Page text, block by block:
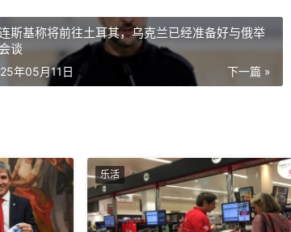
斯基称将前往土耳其，乌克兰已经准备好与俄举
谈
下一篇 »
年05月11日
乐活